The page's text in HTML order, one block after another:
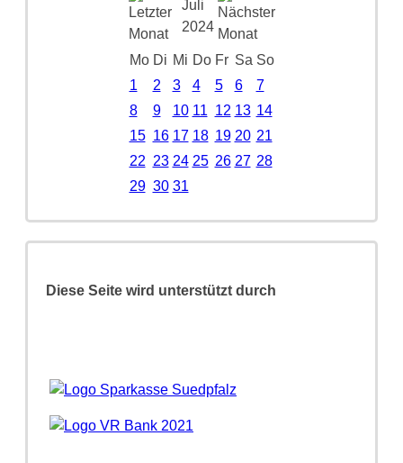
Juli
2024
Mo Di Mi Do Fr Sa So
1
2 3 4 5 6
7
8
9 10 11 12 13 14
15 16 17 18 19 20 21
22 23 24 25 26 27 28
29 30 31
Diese Seite wird unterstützt durch